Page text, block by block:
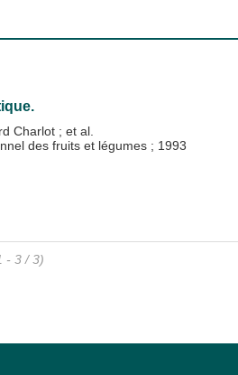
Charlot ; et al.
des fruits et légumes ; 1993
- 3 / 3)